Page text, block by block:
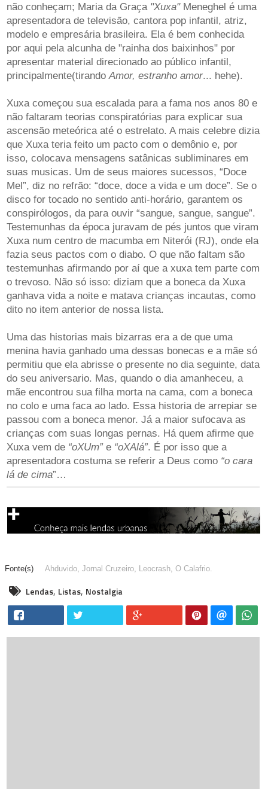
não conheçam; Maria da Graça "Xuxa"Meneghel é uma
apresentadora de televisão, cantora pop infantil, atriz,
modelo e empresária brasileira. Ela é bem conhecida
por aqui pela alcunha de "rainha dos baixinhos" por
apresentar material direcionado ao público infantil,
principalmente(tirandoAmor, estranho amor... hehe).
Xuxa começou sua escalada para a fama nos anos 80 e
não faltaram teorias conspiratórias para explicar sua
ascensão meteórica até o estrelato. A mais celebre dizia
que Xuxa teria feito um pacto com o demônio e, por
isso, colocava mensagens satânicas subliminares em
suas musicas. Um de seus maiores sucessos, “Doce
Mel”, diz no refrão: “doce, doce a vida e um doce”. Se o
disco for tocado no sentido anti-horário, garantem os
conspirólogos, da para ouvir “sangue, sangue, sangue”.
Testemunhas da época juravam de pés juntos que viram
Xuxa num centro de macumba em Niterói (RJ), onde ela
fazia seus pactos com o diabo. O que não faltam são
testemunhas afirmando por aí que a xuxa tem parte com
o trevoso. Não só isso: diziam que a boneca da Xuxa
ganhava vida a noite e matava crianças incautas, como
dito no item anterior de nossa lista.
Uma das historias mais bizarras era a de que uma
menina havia ganhado uma dessas bonecas e a mãe só
permitiu que ela abrisse o presente no dia seguinte, data
do seu aniversario. Mas, quando o dia amanheceu, a
mãe encontrou sua filha morta na cama, com a boneca
no colo e uma faca ao lado. Essa historia de arrepiar se
passou com a boneca menor. Já a maior sufocava as
crianças com suas longas pernas. Há quem afirme que
Xuxa vem de “oXUm”e “oXAlá”. É por isso que a
apresentadora costuma se referir a Deus como “o cara
lá de cima”…
Ahduvido, Jornal Cruzeiro, Leocrash, O Calafrio.
Lendas, Listas, Nostalgia